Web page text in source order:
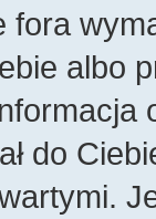
albo
do